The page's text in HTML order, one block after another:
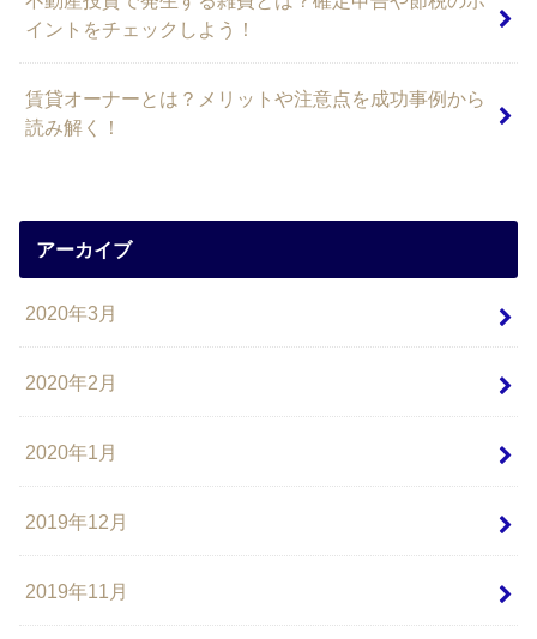
イントをチェックしよう！
賃貸オーナーとは？メリットや注意点を成功事例から
読み解く！
アーカイブ
2020年3月
2020年2月
2020年1月
2019年12月
2019年11月